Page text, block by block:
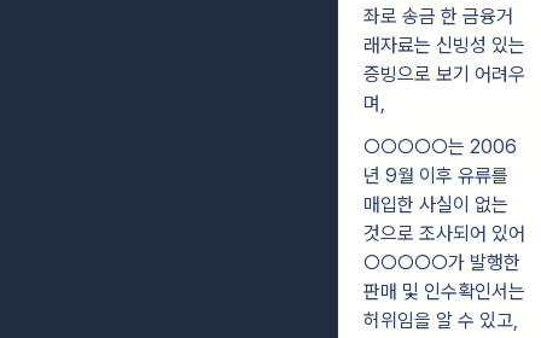
좌로 송금 한 금융거
래자료는 신빙성 있는
증빙으로 보기 어려우
며,
○○○○○는 2006
년 9월 이후 유류를
매입한 사실이 없는
것으로 조사되어 있어
○○○○○가 발행한
판매 및 인수확인서는
허위임을 알 수 있고,